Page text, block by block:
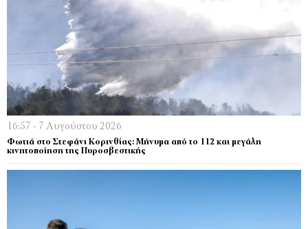
16:57 - 7 Αυγούστου 2026
Φωτιά στο Στεφάνι Κορινθίας: Μήνυμα από το 112 και μεγάλη
κινητοποίηση της Πυροσβεστικής